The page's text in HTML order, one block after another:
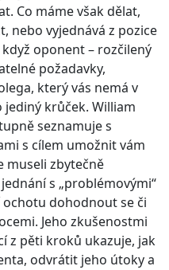
Co máme však dělat,
nebo vyjednává z pozice
oponent – rozčilený
požadavky,
který vás nemá v
krůček. William
seznamuje s
s cílem umožnit vám
museli zbytečně
s „problémovými“
dohodnout se či
Jeho zkušenostmi
z pěti kroků ukazuje, jak
odvrátit jeho útoky a